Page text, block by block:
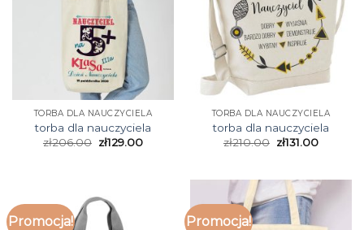
TORBA DLA NAUCZYCIELA
torba dla nauczyciela
zł206.00 zł129.00
TORBA DLA NAUCZYCIELA
torba dla nauczyciela
zł210.00 zł131.00
Promocja! Promocja!